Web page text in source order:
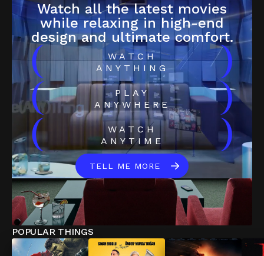
Watch all the latest movies
while relaxing in high-end
design and ultimate comfort.
(
WATCH
ANYTHING
)
(
PLAY
ANYWHERE
)
(
WATCH
ANYTIME
)
TELL ME MORE
POPULAR THINGS